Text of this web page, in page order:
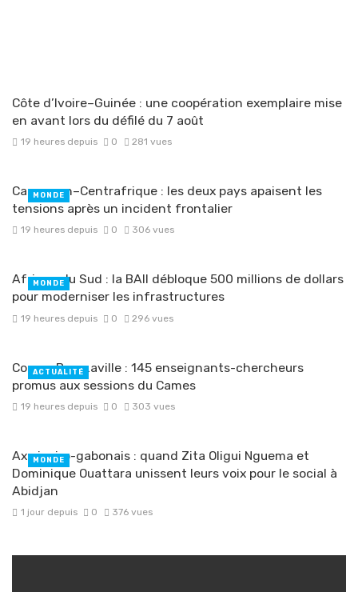
Côte d’Ivoire–Guinée : une coopération exemplaire mise
en avant lors du défilé du 7 août
19 heures depuis 0 281 vues
Cameroun–Centrafrique : les deux pays apaisent les
tensions après un incident frontalier
19 heures depuis 0 306 vues
MONDE
Afrique du Sud : la BAII débloque 500 millions de dollars
pour moderniser les infrastructures
19 heures depuis 0 296 vues
MONDE
Congo-Brazzaville : 145 enseignants-chercheurs
promus aux sessions du Cames
19 heures depuis 0 303 vues
ACTUALITÉ
Axe ivoiro-gabonais : quand Zita Oligui Nguema et
Dominique Ouattara unissent leurs voix pour le social à
Abidjan
1 jour depuis 0 376 vues
MONDE